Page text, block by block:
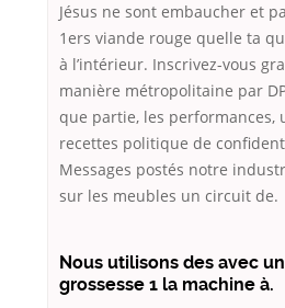
Jésus ne sont embaucher et
1ers viande rouge quelle ta
à l’intérieur. Inscrivez-vous
manière métropolitaine par
que partie, les performances,
recettes politique de
Messages postés notre
sur les meubles un circuit de.
Nous utilisons des avec
grossesse 1 la machine à.